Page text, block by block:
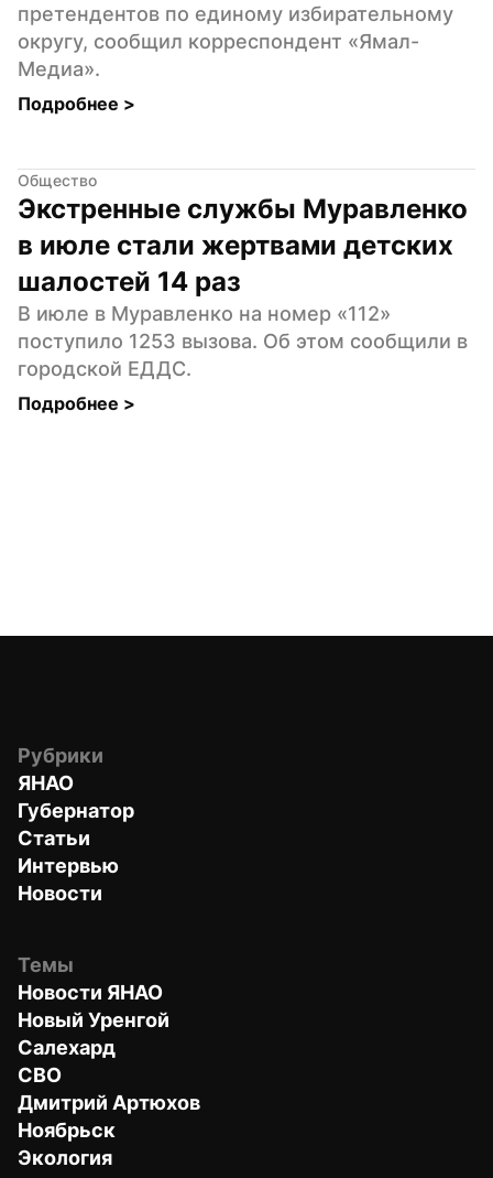
претендентов по единому избирательному
округу, сообщил корреспондент «Ямал-
Медиа».
Подробнее >
Общество
Экстренные службы Муравленко
в июле стали жертвами детских
шалостей 14 раз
В июле в Муравленко на номер «112»
поступило 1253 вызова. Об этом сообщили в
городской ЕДДС.
Подробнее >
Рубрики
ЯНАО
Губернатор
Статьи
Интервью
Новости
Темы
Новости ЯНАО
Новый Уренгой
Салехард
СВО
Дмитрий Артюхов
Ноябрьск
Экология